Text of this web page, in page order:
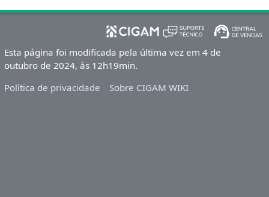
Esta página foi modificada pela última vez em 4 de
outubro de 2024, às 12h19min.
Política de privacidade
Sobre CIGAM WIKI